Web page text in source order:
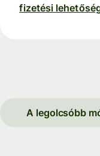
fizetési
A legolcsóbb